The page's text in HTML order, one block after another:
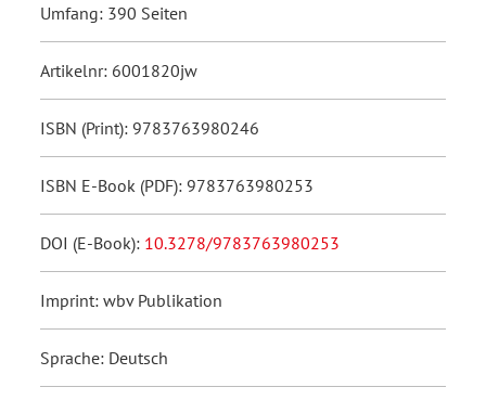
Umfang: 390 Seiten
Artikelnr: 6001820jw
ISBN (Print): 9783763980246
ISBN E-Book (PDF): 9783763980253
DOI (E-Book): 10.3278/9783763980253
Imprint: wbv Publikation
Sprache: Deutsch